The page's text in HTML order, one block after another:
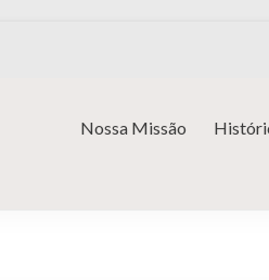
Nossa Missão